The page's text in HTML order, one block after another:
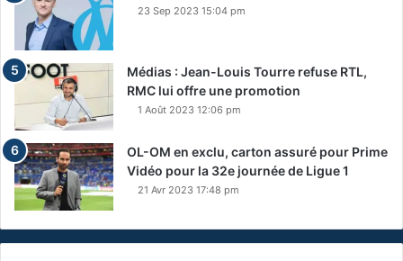
23 Sep 2023 15:04 pm
Médias : Jean-Louis Tourre refuse RTL,
RMC lui offre une promotion
1 Août 2023 12:06 pm
OL-OM en exclu, carton assuré pour Prime
Vidéo pour la 32e journée de Ligue 1
21 Avr 2023 17:48 pm